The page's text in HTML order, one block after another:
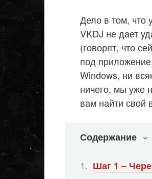
Дело в том, что
VKDJ не дает
(говорят, что
под
Windows, ни
ничего, мы уже
вам найти свой
Содержание
Шаг 1 –